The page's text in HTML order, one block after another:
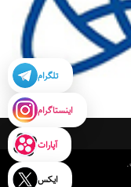
تلگرام
اینستاگرام
آپارات
ایکس